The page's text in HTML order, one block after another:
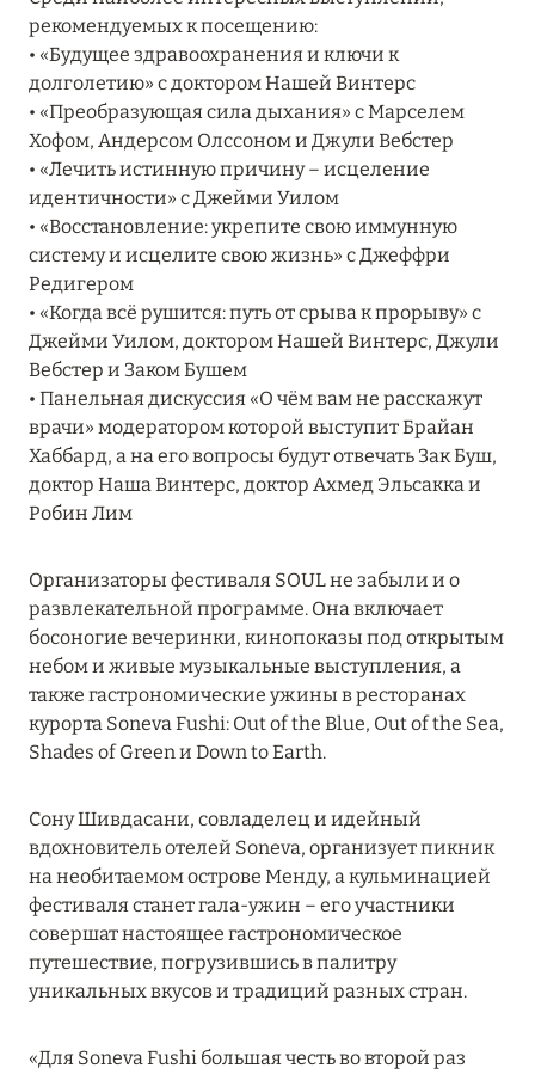
08 августа 2024
THE NAUTILUS MALDIVES: МАНТЫ, КИТОВЫЕ
АКУЛЫ И ПРЕДЛОЖЕНИЯ ОТ ОТЕЛЯ
Подробнее
30 июля 2024
ONE&ONLY PORTONOVI: В АВГУСТЕ ПО
СПЕЦИАЛЬНЫМ ЦЕНАМ
Подробнее
19 июля 2024
BIJAL: АКТУАЛЬНЫЕ СПЕЦИАЛЬНЫЕ
Подробнее
05 июля 2024
THE ST. REGIS MALDIVES VOMMULI RESORT:
НОВОГОДНИЕ ДАТЫ СО СКИДКОЙ 25%
26 июня 2024
SIX SENSES HOTELS RESORTS SPAS: ОАЗИС
КОМФОРТА, ЗДОРОВЬЯ И ГАРМОНИЧНОГО
ОТДЫХА
рекомендуемых к посещению:
• «Будущее здравоохранения и ключи к
долголетию» с доктором Нашей Винтерс
• «Преобразующая сила дыхания» с Марселем
Хофом, Андерсом Олссоном и Джули Вебстер
• «Лечить истинную причину – исцеление
идентичности» с Джейми Уилом
• «Восстановление: укрепите свою иммунную
систему и исцелите свою жизнь» с Джеффри
Редигером
• «Когда всё рушится: путь от срыва к прорыву» с
Джейми Уилом, доктором Нашей Винтерс, Джули
Вебстер и Заком Бушем
• Панельная дискуссия «О чём вам не расскажут
врачи» модератором которой выступит Брайан
Хаббард, а на его вопросы будут отвечать Зак Буш,
доктор Наша Винтерс, доктор Ахмед Эльсакка и
Робин Лим
Организаторы фестиваля SOUL не забыли и о
развлекательной программе. Она включает
босоногие вечеринки, кинопоказы под открытым
небом и живые музыкальные выступления, а
также гастрономические ужины в ресторанах
курорта Soneva Fushi: Out of the Blue, Out of the Sea,
Shades of Green и Down to Earth.
Сону Шивдасани, совладелец и идейный
вдохновитель отелей Soneva, организует пикник
на необитаемом острове Менду, а кульминацией
фестиваля станет гала-ужин – его участники
совершат настоящее гастрономическое
путешествие, погрузившись в палитру
уникальных вкусов и традиций разных стран.
«Для Soneva Fushi большая честь во второй раз